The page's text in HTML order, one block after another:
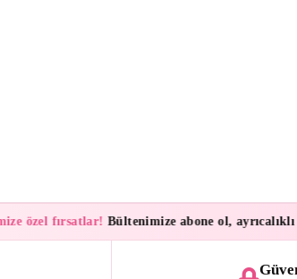
özel fırsatlar!Bültenimize abone ol,